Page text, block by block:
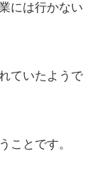
には行かない
ていたようで
ことです。